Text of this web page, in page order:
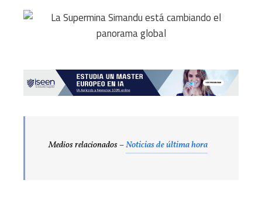
Medios relacionados –Noticias de última hora